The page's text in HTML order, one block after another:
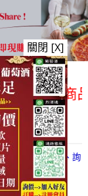
類商品 專
】線上選酒、詢
，看這裡!
關閉 [X]